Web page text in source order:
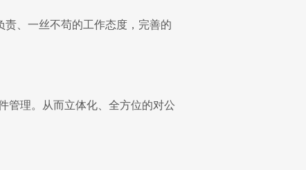
、一丝不苟的工作态度，完善的
管理。从而立体化、全方位的对公